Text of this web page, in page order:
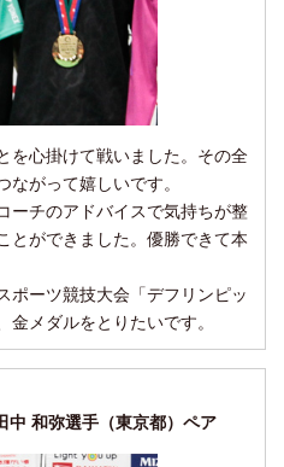
を心掛けて戦いました。その全
ながって嬉しいです。
ーチのアドバイスで気持ちが整
とができました。優勝できて本
ポーツ競技大会「デフリンピッ
メダルをとりたいです。
中 和弥選手（東京都）ペア